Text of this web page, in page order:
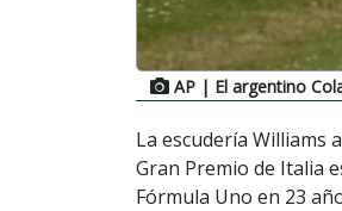
AP | El argentino
La escudería Williams
Gran Premio de Italia
Fórmula Uno en 23